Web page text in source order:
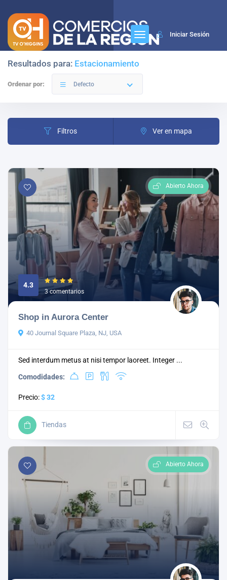
Iniciar Sesión
Resultados para: Estacionamiento
Ordenar por: Defecto
Filtros Ver en mapa
Abierto Ahora
4.3
3 comentarios
Shop in Aurora Center
40 Journal Square Plaza, NJ, USA
Sed interdum metus at nisi tempor laoreet. Integer ...
Comodidades:
Precio:$ 32
Tiendas
Abierto Ahora